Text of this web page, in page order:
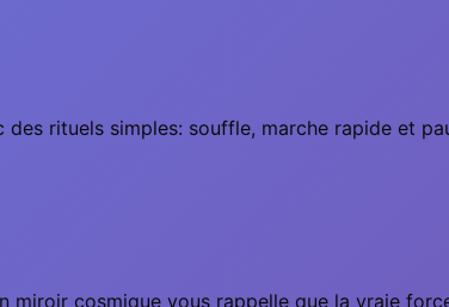
rituels simples: souffle, marche rapide et
miroir cosmique vous rappelle que la vraie